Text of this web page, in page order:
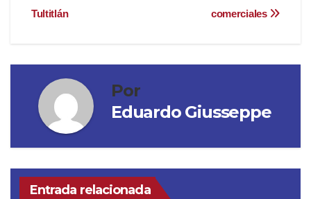
comerciales
Tultitlán
Por
Eduardo Giusseppe
Entrada relacionada